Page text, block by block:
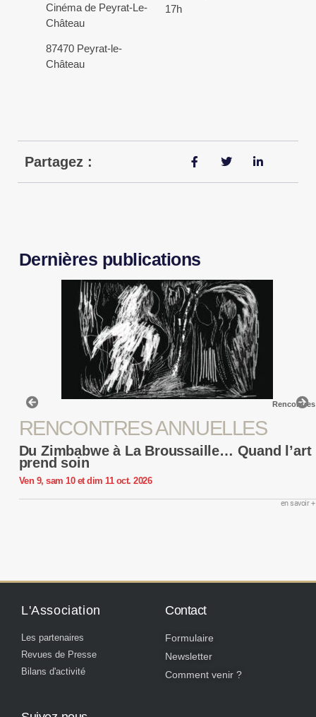
Cinéma de Peyrat-Le-
Château
87470 Peyrat-le-
Château
17h
Partagez :
Dernières publications
Rencontres
RENCONTRES ANNUELLES
Du Zimbabwe à La Broussaille… Quand l’art
prend soin
Ven 9, sam 10 et dim 11 oct. 2026
en savoir +
L'Association
Les partenaires
Revues de Presse
Bilans d'activité
Contact
Formulaire
Newsletter
Comment venir ?